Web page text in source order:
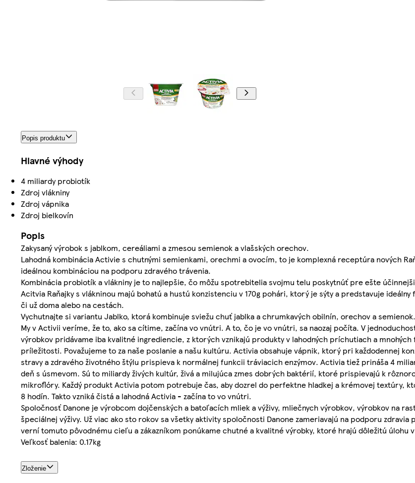
Popis produktu
Hlavné výhody
4 miliardy probiotík
Zdroj vlákniny
Zdroj vápnika
Zdroj bielkovín
Popis
Zakysaný výrobok s jablkom, cereáliami a zmesou semienok a vlašských orechov.
Lahodná kombinácia Activie s chutnými semienkami, orechmi a ovocím, to je komplexná receptúra nových
ideálnou kombináciou na podporu zdravého trávenia.
Kombinácia probiotík a vlákniny je to najlepšie, čo môžu spotrebitelia svojmu telu poskytnúť pre ešte
Acitvia Raňajky s vlákninou majú bohatú a hustú konzistenciu v 170g pohári, ktorý je sýty a predstavuje
či už doma alebo na cestách.
Vychutnajte si variantu Jablko, ktorá kombinuje sviežu chuť jablka a chrumkavých obilnín, orechov a semienok.
My v Activii veríme, že to, ako sa cítime, začína vo vnútri. A to, čo je vo vnútri, sa naozaj počíta. V
výrobkov pridávame iba kvalitné ingrediencie, z ktorých vznikajú produkty v lahodných príchutiach a
príležitosti. Považujeme to za naše poslanie a našu kultúru. Activia obsahuje vápnik, ktorý pri každodennej
stravy a zdravého životného štýlu prispieva k normálnej funkcii tráviacich enzýmov. Activia tiež prináša 4
deň s úsmevom. Sú to miliardy živých kultúr, živá a milujúca zmes dobrých baktérií, ktoré prispievajú k
mikroflóry. Každý produkt Activia potom potrebuje čas, aby dozrel do perfektne hladkej a krémovej textúry,
8 hodín. Takto vzniká čistá a lahodná Activia - začína to vo vnútri.
Spoločnosť Danone je výrobcom dojčenských a batoľacích mliek a výživy, mliečnych výrobkov, výrobkov na
špeciálnej výživy. Už viac ako sto rokov sa všetky aktivity spoločnosti Danone zameriavajú na podporu zdravia
verní tomuto pôvodnému cieľu a zákazníkom ponúkame chutné a kvalitné výrobky, ktoré hrajú dôležitú úlohu
Veľkosť balenia: 0.17kg
Zloženie